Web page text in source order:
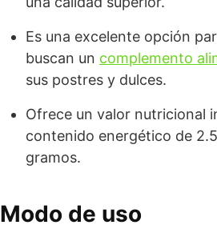
Es una excelente opción
buscan un complemento
sus postres y dulces.
Ofrece un valor nutricional
contenido energético de
gramos.
Modo de uso